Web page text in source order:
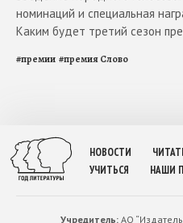
номинаций и специальная
Каким будет третий сезон
#премии #премия Слово
НОВОСТИ
УЧИТЬСЯ
НАШИ
Учредитель:АО